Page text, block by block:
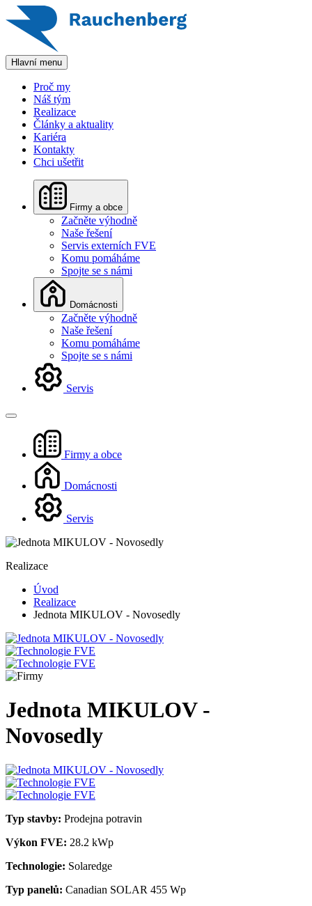
Hlavní menu
Proč my
Náš tým
Realizace
Články a aktuality
Kariéra
Kontakty
Chci ušetřit
Firmy a obce
Začněte výhodně
Naše řešení
Servis externích FVE
Komu pomáháme
Spojte se s námi
Domácnosti
Začněte výhodně
Naše řešení
Komu pomáháme
Spojte se s námi
Servis
Firmy a obce
Domácnosti
Servis
Realizace
Úvod
Realizace
Jednota MIKULOV - Novosedly
Jednota MIKULOV -
Novosedly
Typ stavby: Prodejna potravin
Výkon FVE: 28.2 kWp
Technologie: Solaredge
Typ panelů: Canadian SOLAR 455 Wp